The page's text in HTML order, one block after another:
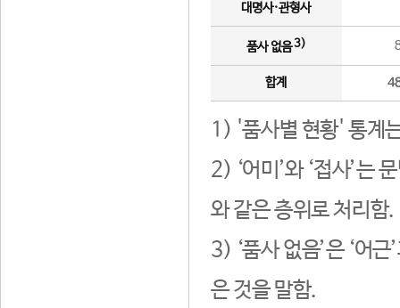
대명사·관형사
품사 없음3)
합계
1) '품사별 현황' 통계
2) ‘어미’와 ‘접사’는
와 같은 층위로 처리함.
3) ‘품사 없음’은 ‘어
은 것을 말함.